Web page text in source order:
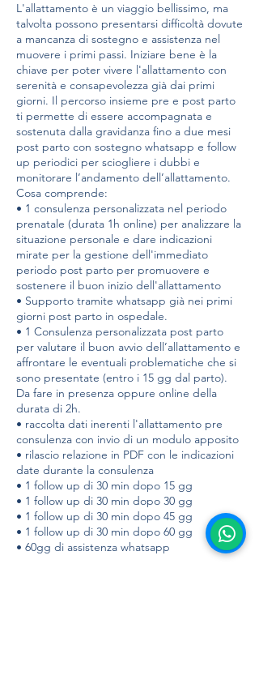
L'allattamento è un viaggio bellissimo, ma
talvolta possono presentarsi difficoltà dovute
a mancanza di sostegno e assistenza nel
muovere i primi passi. Iniziare bene è la
chiave per poter vivere l'allattamento con
serenità e consapevolezza già dai primi
giorni. Il percorso insieme pre e post parto
ti permette di essere accompagnata e
sostenuta dalla gravidanza fino a due mesi
post parto con sostegno whatsapp e follow
up periodici per sciogliere i dubbi e
monitorare l’andamento dell’allattamento.
Cosa comprende:
• 1 consulenza personalizzata nel periodo
prenatale (durata 1h online) per analizzare la
situazione personale e dare indicazioni
mirate per la gestione dell'immediato
periodo post parto per promuovere e
sostenere il buon inizio dell'allattamento
• Supporto tramite whatsapp già nei primi
giorni post parto in ospedale.
• 1 Consulenza personalizzata post parto
per valutare il buon avvio dell’allattamento e
affrontare le eventuali problematiche che si
sono presentate (entro i 15 gg dal parto).
Da fare in presenza oppure online della
durata di 2h.
• raccolta dati inerenti l'allattamento pre
consulenza con invio di un modulo apposito
• rilascio relazione in PDF con le indicazioni
date durante la consulenza
• 1 follow up di 30 min dopo 15 gg
• 1 follow up di 30 min dopo 30 gg
• 1 follow up di 30 min dopo 45 gg
• 1 follow up di 30 min dopo 60 gg
• 60gg di assistenza whatsapp
1